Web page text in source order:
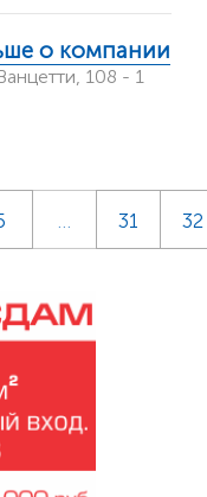
о компании
108 - 1
31 32